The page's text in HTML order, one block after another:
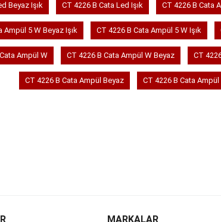
Beyaz Işık CT 4226 B Cata Led Işık CT 4226 B Cata
Ampül 5 W Beyaz Işık CT 4226 B Cata Ampül 5 W Işık
Ampül W CT 4226 B Cata Ampül W Beyaz CT
CT 4226 B Cata Ampül Beyaz CT 4226 B Cata Ampül
MARKALAR